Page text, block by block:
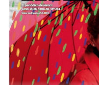
Descargar la Mu en